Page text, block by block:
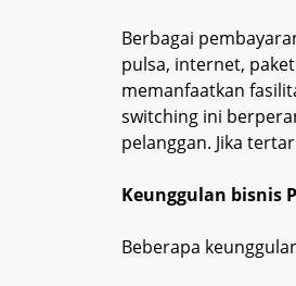
Berbagai
pulsa, internet,
memanfaatkan
switching ini
pelanggan. Jika
Keunggulan bisnis
Beberapa